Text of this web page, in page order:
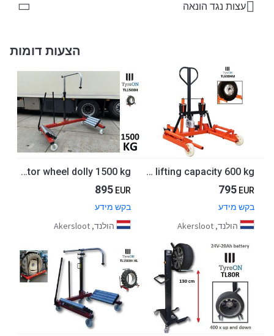
עצות נגד הונאה
הצעות דומות
TL600HM hydraulic truck wheel fitting tool - mobile hydraulic wheel dolly for truck tyres - truck tyre lift with pallet truck mechanism - lifting capacity 600 kg
795 EUR
בקש מידע
הולנד, Akersloot
TL1500H Heavy duty tractor wheel dolly 1500 kg
895 EUR
בקש מידע
הולנד, Akersloot